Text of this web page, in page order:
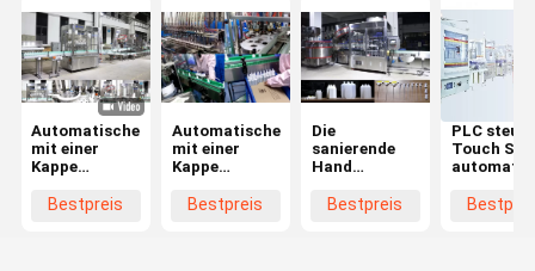
Automatische
mit einer
Kappe
Maschine
Bestpreis
Automatische
mit einer
Kappe
Maschine
Bestpreis
Die
sanierende
Hand
flüssigen
Bestpreis
PLC
Touch
einer